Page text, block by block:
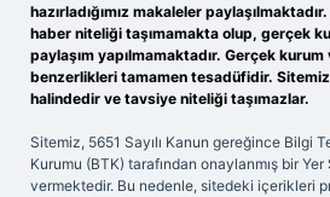
hazırladığımız makaleler
haber niteliği taşımamakta olup, gerçek
paylaşım yapılmamaktadır. Gerçek
benzerlikleri tamamen tesadüfidir.
halindedir ve tavsiye niteliği taşımazlar.
Sitemiz, 5651 Sayılı Kanun gereğince Bilgi
Kurumu (BTK) tarafından onaylanmış bir
vermektedir. Bu nedenle, sitedeki içerikleri